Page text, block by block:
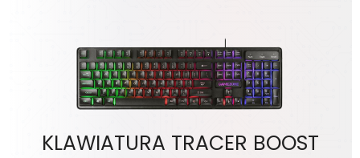
KLAWIATURA TRACER BOOST